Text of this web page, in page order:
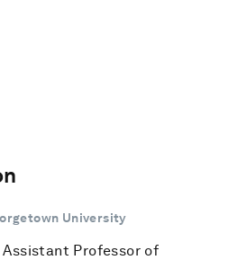
University
Professor of